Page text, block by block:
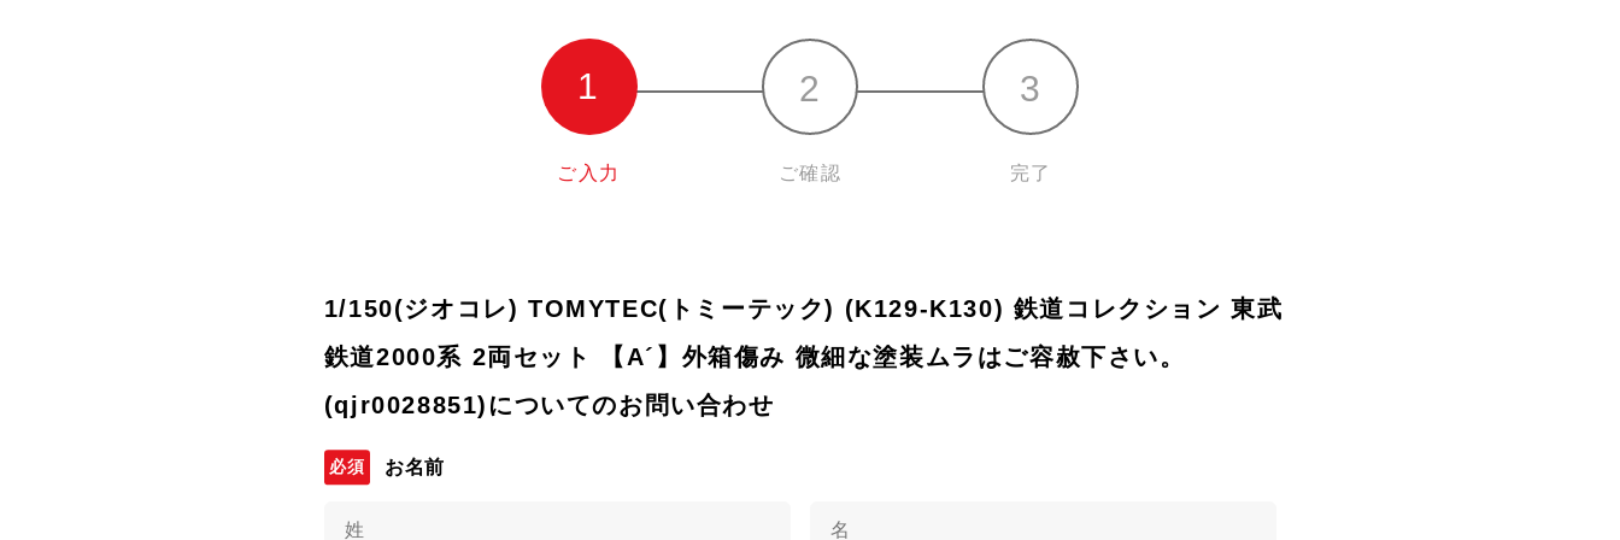
ご入力 ご確認 完了
1/150(ジオコレ) TOMYTEC(トミーテック) (K129-K130) 鉄道コレクション 東武
鉄道2000系 2両セット 【A´】外箱傷み 微細な塗装ムラはご容赦下さい。
(qjr0028851)についてのお問い合わせ
お名前